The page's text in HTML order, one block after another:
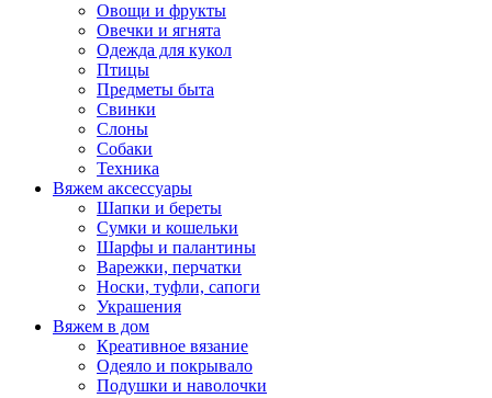
Овощи и фрукты
Овечки и ягнята
Одежда для кукол
Птицы
Предметы быта
Свинки
Слоны
Собаки
Техника
Вяжем аксессуары
Шапки и береты
Сумки и кошельки
Шарфы и палантины
Варежки, перчатки
Носки, туфли, сапоги
Украшения
Вяжем в дом
Креативное вязание
Одеяло и покрывало
Подушки и наволочки